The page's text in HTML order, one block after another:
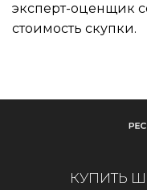
эксперт-оценщик
стоимость скупки.
КУПИТЬ